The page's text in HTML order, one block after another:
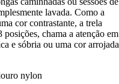
lavada. Como a
cor contrastante, a trela
chama a atenção em
e sóbria ou uma cor arrojada
nylon